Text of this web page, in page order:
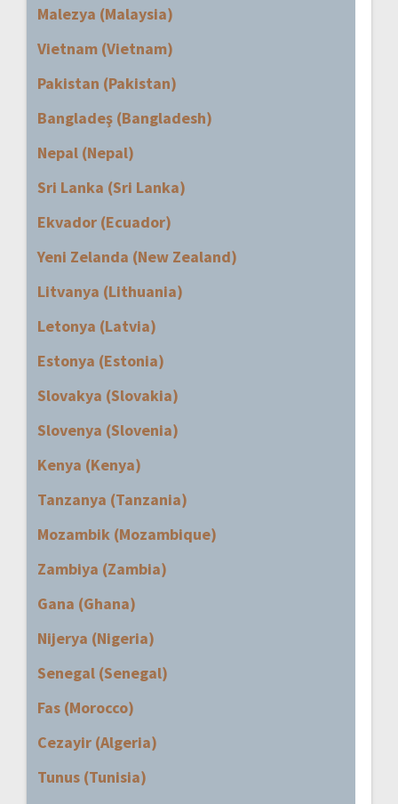
Malezya (Malaysia)
Vietnam (Vietnam)
Pakistan (Pakistan)
Bangladeş (Bangladesh)
Nepal (Nepal)
Sri Lanka (Sri Lanka)
Ekvador (Ecuador)
Yeni Zelanda (New Zealand)
Litvanya (Lithuania)
Letonya (Latvia)
Estonya (Estonia)
Slovakya (Slovakia)
Slovenya (Slovenia)
Kenya (Kenya)
Tanzanya (Tanzania)
Mozambik (Mozambique)
Zambiya (Zambia)
Gana (Ghana)
Nijerya (Nigeria)
Senegal (Senegal)
Fas (Morocco)
Cezayir (Algeria)
Tunus (Tunisia)